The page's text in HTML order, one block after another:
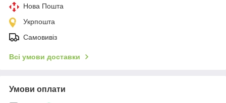
Нова Пошта
Укрпошта
Самовивіз
Всі умови доставки
Умови оплати